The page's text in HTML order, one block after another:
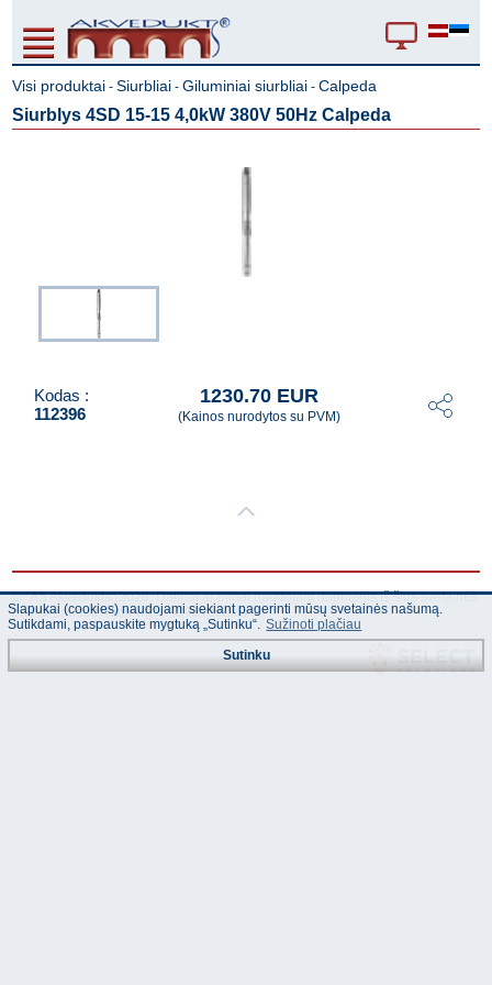
Visi produktai -Siurbliai -Giluminiai siurbliai -Calpeda
Siurblys 4SD 15-15 4,0kW 380V 50Hz Calpeda
Kodas :
112396
1230.70 EUR
(Kainos nurodytos su PVM)
© "AS Akvedukts" 2026. Dalinai ar pilnai naudojant duomenis iš šios svetainės
būtina naudoti nuorodą Į "AS Akvedukts"!
Slapukai (cookies) naudojami siekiant pagerinti mūsų svetainės našumą.
Sutikdami, paspauskite mygtuką „Sutinku“. Sužinoti plačiau
Sutinku